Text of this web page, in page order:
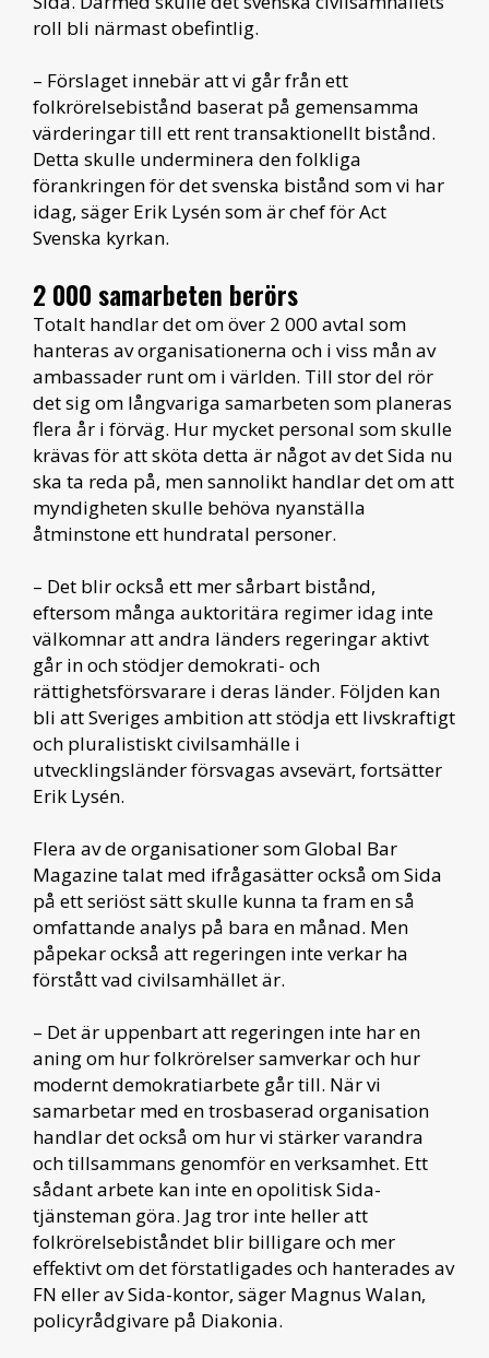
roll bli närmast obefintlig.
– Förslaget innebär att vi går från ett
folkrörelsebistånd baserat på gemensamma
värderingar till ett rent transaktionellt bistånd.
Detta skulle underminera den folkliga
förankringen för det svenska bistånd som vi har
idag, säger Erik Lysén som är chef för Act
Svenska kyrkan.
2 000 samarbeten berörs
Totalt handlar det om över 2 000 avtal som
hanteras av organisationerna och i viss mån av
ambassader runt om i världen. Till stor del rör
det sig om långvariga samarbeten som planeras
flera år i förväg. Hur mycket personal som skulle
krävas för att sköta detta är något av det Sida nu
ska ta reda på, men sannolikt handlar det om att
myndigheten skulle behöva nyanställa
åtminstone ett hundratal personer.
– Det blir också ett mer sårbart bistånd,
eftersom många auktoritära regimer idag inte
välkomnar att andra länders regeringar aktivt
går in och stödjer demokrati- och
rättighetsförsvarare i deras länder. Följden kan
bli att Sveriges ambition att stödja ett livskraftigt
och pluralistiskt civilsamhälle i
utvecklingsländer försvagas avsevärt, fortsätter
Erik Lysén.
Flera av de organisationer som Global Bar
Magazine talat med ifrågasätter också om Sida
på ett seriöst sätt skulle kunna ta fram en så
omfattande analys på bara en månad. Men
påpekar också att regeringen inte verkar ha
förstått vad civilsamhället är.
– Det är uppenbart att regeringen inte har en
aning om hur folkrörelser samverkar och hur
modernt demokratiarbete går till. När vi
samarbetar med en trosbaserad organisation
handlar det också om hur vi stärker varandra
och tillsammans genomför en verksamhet. Ett
sådant arbete kan inte en opolitisk Sida-
tjänsteman göra. Jag tror inte heller att
folkrörelsebiståndet blir billigare och mer
effektivt om det förstatligades och hanterades av
FN eller av Sida-kontor, säger Magnus Walan,
policyrådgivare på Diakonia.